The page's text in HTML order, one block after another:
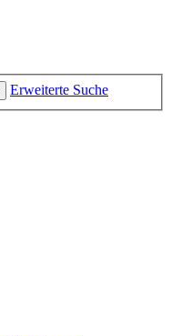
Erweiterte Suche